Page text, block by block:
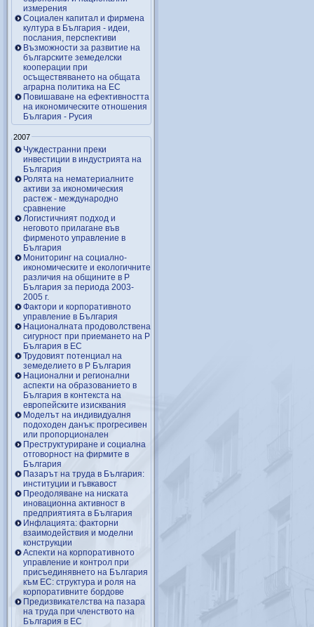
измерения
Социален капитал и фирмена
култура в България - идеи,
послания, перспективи
Възможности за развитие на
българските земеделски
кооперации при
осъществяването на общата
аграрна политика на ЕС
Повишаване на ефективността
на икономическите отношения
България - Русия
2007
Чуждестранни преки
инвестиции в индустрията на
България
Ролята на нематериалните
активи за икономическия
растеж - международно
сравнение
Логистичният подход и
неговото прилагане във
фирменото управление в
България
Мониторинг на социално-
икономическите и екологичните
различия на общините в Р
България за периода 2003-
2005 г.
Фактори и корпоративното
управление в България
Националната продоволствена
сигурност при приемането на Р
България в ЕС
Трудовият потенциал на
земеделието в Р България
Национални и регионални
аспекти на образованието в
България в контекста на
европейските изисквания
Моделът на индивидуалня
подоходен данък: прогресивен
или пропорционален
Преструктуриране и социална
отговорност на фирмите в
България
Пазарът на труда в България:
институции и гъвкавост
Преодоляване на ниската
иновационна активност в
предприятията в България
Инфлацията: факторни
взаимодействия и моделни
конструкции
Аспекти на корпоративното
управление и контрол при
присъединявнето на България
към ЕС: структура и роля на
корпоративните бордове
Предизвикателства на пазара
на труда при членството на
България в ЕС